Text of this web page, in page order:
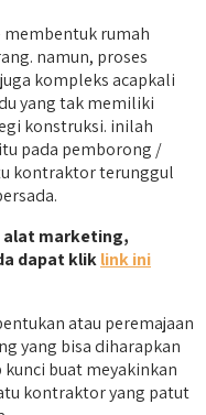
membentuk rumah
namun, proses
kompleks acapkali
yang tak memiliki
konstruksi. inilah
pada pemborong /
kontraktor terunggul
alat marketing,
dapat kliklink ini
atau peremajaan
yang bisa diharapkan
buat meyakinkan
kontraktor yang patut